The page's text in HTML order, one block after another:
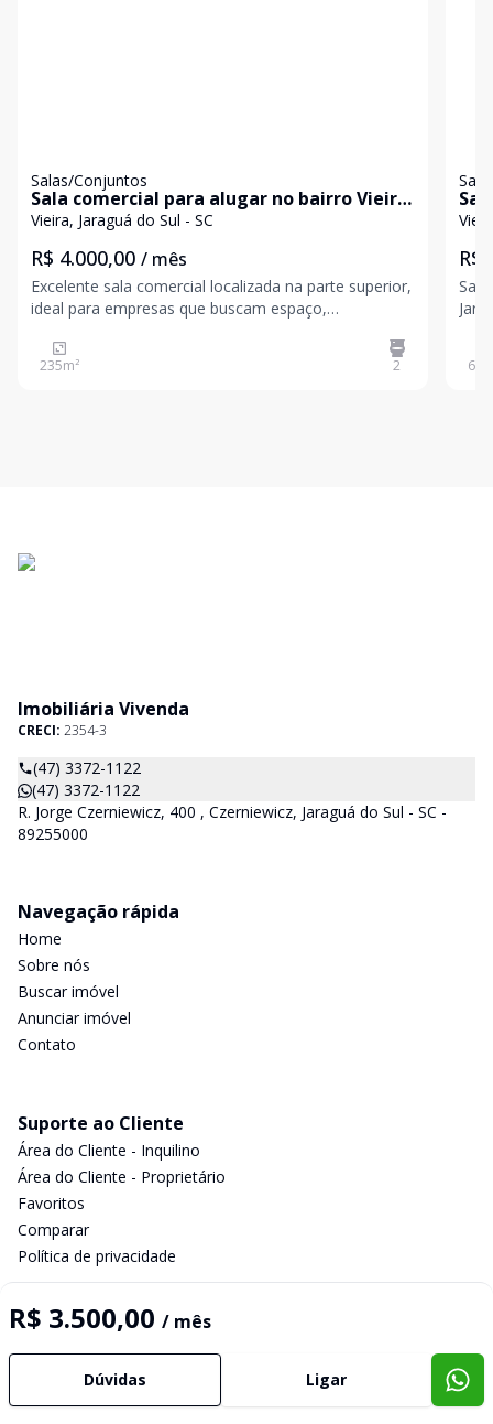
Salas/Conjuntos
Sala comercial para alugar no bairro Vieira
em Jaraguá do Sul
Vieira, Jaraguá do Sul - SC
R$ 4.000,00 / mês
Excelente sala comercial localizada na parte superior,
ideal para empresas que buscam espaço,
O imóvel dispõe de: Área privativa de 235 m² 2
banheiros Depósito Vagas de estacionamento
235m² 2
em
R$
62
R$ 3.500,00 / mês
Dúvidas Ligar
Imobiliária Vivenda
CRECI: 2354-3
(47) 3372-1122
(47) 3372-1122
R. Jorge Czerniewicz, 400 , Czerniewicz, Jaraguá do Sul - SC -
89255000
Navegação rápida
Home
Sobre nós
Buscar imóvel
Anunciar imóvel
Contato
Suporte ao Cliente
Área do Cliente - Inquilino
Área do Cliente - Proprietário
Favoritos
Comparar
Política de privacidade
Selo de Tecnologia Loft